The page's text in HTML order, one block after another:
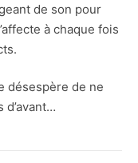
de son pour
à chaque fois
désespère de ne
d’avant…